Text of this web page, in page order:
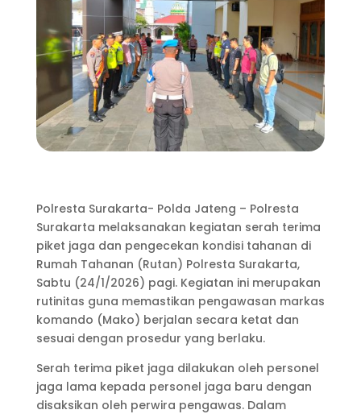
Polresta Surakarta- Polda Jateng – Polresta
Surakarta melaksanakan kegiatan serah terima
piket jaga dan pengecekan kondisi tahanan di
Rumah Tahanan (Rutan) Polresta Surakarta,
Sabtu (24/1/2026) pagi. Kegiatan ini merupakan
rutinitas guna memastikan pengawasan markas
komando (Mako) berjalan secara ketat dan
sesuai dengan prosedur yang berlaku.
Serah terima piket jaga dilakukan oleh personel
jaga lama kepada personel jaga baru dengan
disaksikan oleh perwira pengawas. Dalam